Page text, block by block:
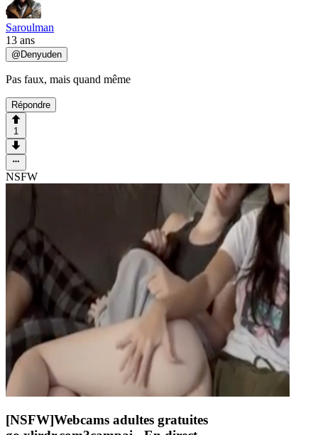
Saroulman
13 ans
@Denyuden
Pas faux, mais quand même
Répondre
1
NSFW
[NSFW]Webcams adultes gratuites